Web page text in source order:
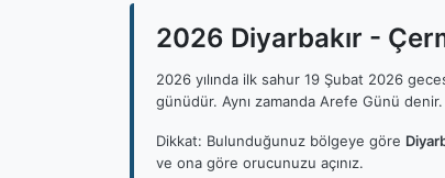
2026 Diyarbakır -
2026 yılında ilk sahur 19 Şubat 2026
günüdür. Aynı zamanda Arefe Günü
Dikkat: Bulunduğunuz bölgeye göre
ve ona göre orucunuzu açınız.